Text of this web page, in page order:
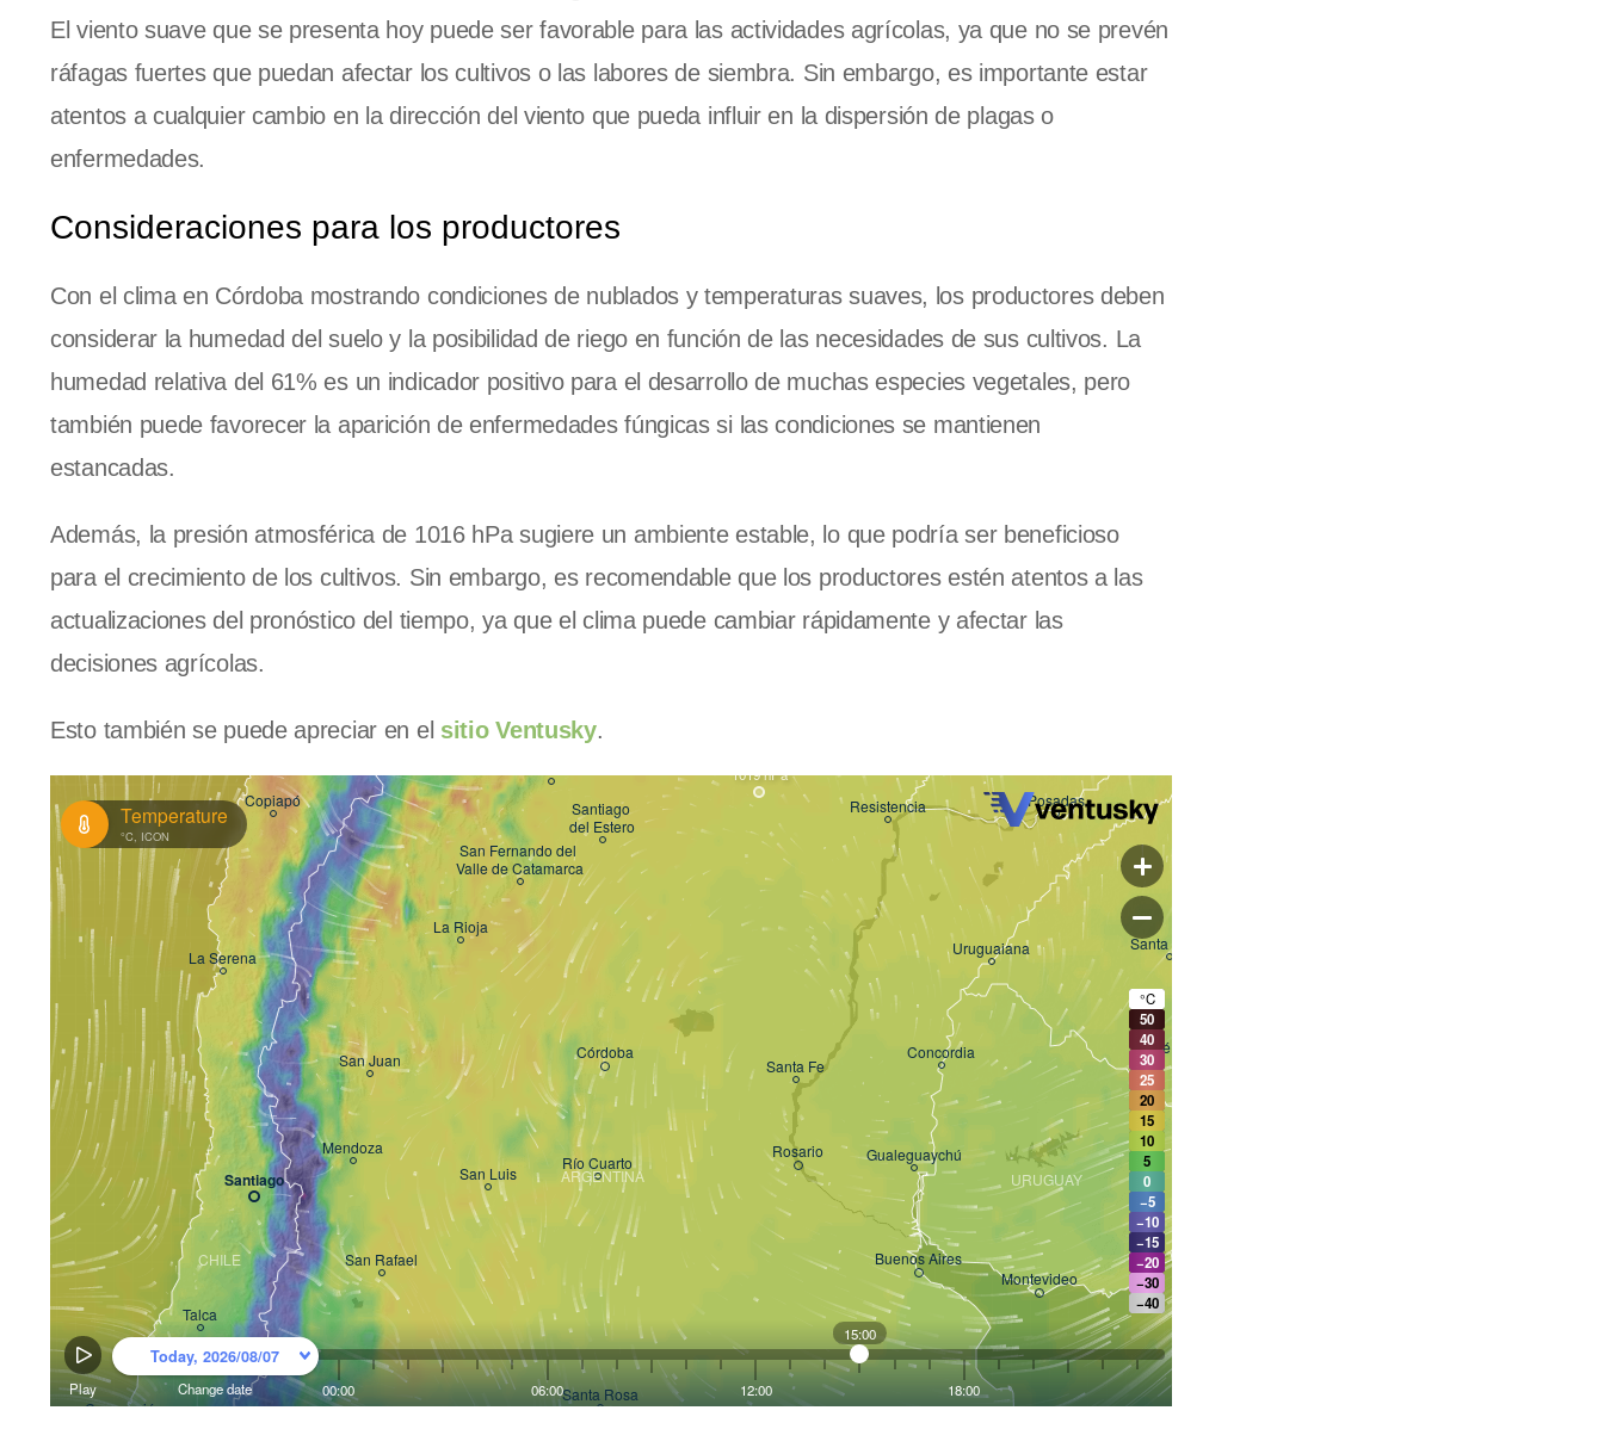
El viento suave que se presenta hoy puede ser favorable para las actividades agrícolas, ya que no se prevén
ráfagas fuertes que puedan afectar los cultivos o las labores de siembra. Sin embargo, es importante estar
atentos a cualquier cambio en la dirección del viento que pueda influir en la dispersión de plagas o
enfermedades.
Consideraciones para los productores
Con el clima en Córdoba mostrando condiciones de nublados y temperaturas suaves, los productores deben
considerar la humedad del suelo y la posibilidad de riego en función de las necesidades de sus cultivos. La
humedad relativa del 61% es un indicador positivo para el desarrollo de muchas especies vegetales, pero
también puede favorecer la aparición de enfermedades fúngicas si las condiciones se mantienen
estancadas.
Además, la presión atmosférica de 1016 hPa sugiere un ambiente estable, lo que podría ser beneficioso
para el crecimiento de los cultivos. Sin embargo, es recomendable que los productores estén atentos a las
actualizaciones del pronóstico del tiempo, ya que el clima puede cambiar rápidamente y afectar las
decisiones agrícolas.
Esto también se puede apreciar en el sitio Ventusky.